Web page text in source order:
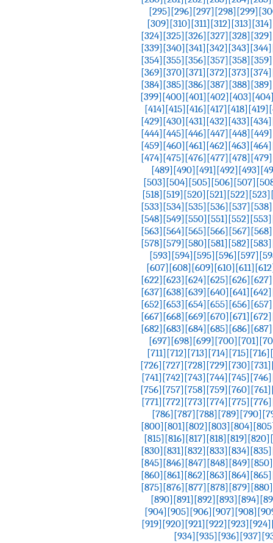
[295][296][297][298][299]
[309][310][311][312][313][314]
[324][325][326][327][328][329]
[339][340][341][342][343][344]
[354][355][356][357][358][359]
[369][370][371][372][373][374]
[384][385][386][387][388][389]
[399][400][401][402][403]
[414][415][416][417][418][419]
[429][430][431][432][433][434]
[444][445][446][447][448][449]
[459][460][461][462][463][464]
[474][475][476][477][478][479]
[489][490][491][492][493]
[503][504][505][506][507]
[518][519][520][521][522][523]
[533][534][535][536][537][538]
[548][549][550][551][552][553]
[563][564][565][566][567][568]
[578][579][580][581][582][583]
[593][594][595][596][597]
[607][608][609][610][611]
[622][623][624][625][626][627]
[637][638][639][640][641][642]
[652][653][654][655][656][657]
[667][668][669][670][671][672]
[682][683][684][685][686][687]
[697][698][699][700][701]
[711][712][713][714][715][716]
[726][727][728][729][730][731]
[741][742][743][744][745][746]
[756][757][758][759][760][761]
[771][772][773][774][775][776]
[786][787][788][789][790]
[800][801][802][803][804]
[815][816][817][818][819][820]
[830][831][832][833][834][835]
[845][846][847][848][849][850]
[860][861][862][863][864][865]
[875][876][877][878][879][880]
[890][891][892][893][894]
[904][905][906][907][908]
[919][920][921][922][923][924]
[934][935][936][937]